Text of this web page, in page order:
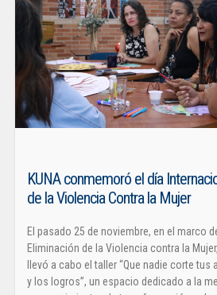
KUNA conmemoró el día
de la Violencia Contra la Mujer
El pasado 25 de noviembre, en el marco
Eliminación de la Violencia contra la
llevó a cabo el taller “Que nadie corte
y los logros”, un espacio dedicado a la